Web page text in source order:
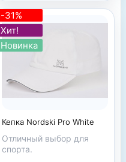
-31%
Хит!
Новинка
Кепка Nordski Pro White
Отличный выбор для
спорта.